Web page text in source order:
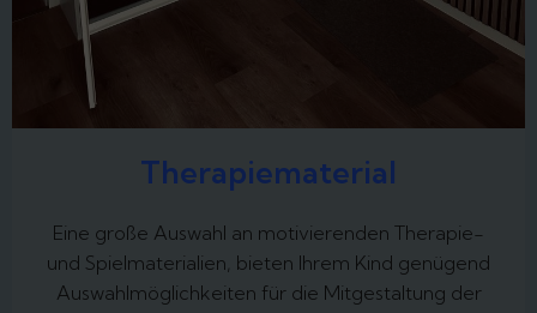
Therapiematerial
Eine große Auswahl an motivierenden Therapie-
und Spielmaterialien, bieten Ihrem Kind genügend
Auswahlmöglichkeiten für die Mitgestaltung der